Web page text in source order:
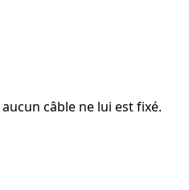
câble ne lui est fixé.